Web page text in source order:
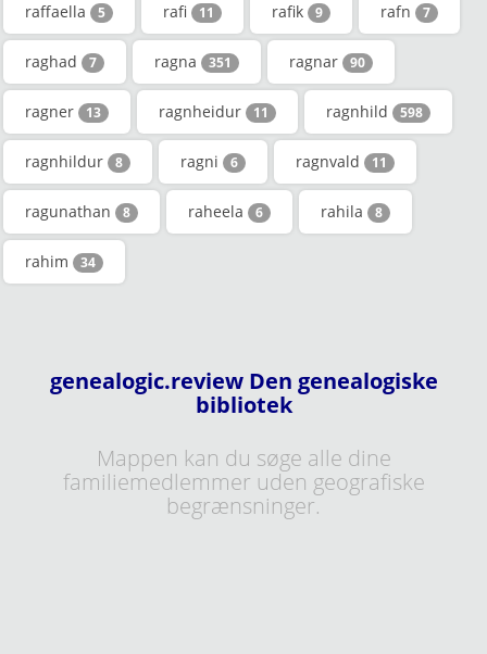
raffaella 5 rafi 11 rafik 9 rafn 7
raghad 7 ragna 351 ragnar 90
ragner 13 ragnheidur 11 ragnhild 598
ragnhildur 8 ragni 6 ragnvald 11
ragunathan 8 raheela 6 rahila 8
rahim 34
genealogic.review Den genealogiske
bibliotek
Mappen kan du søge alle dine
familiemedlemmer uden geografiske
begrænsninger.